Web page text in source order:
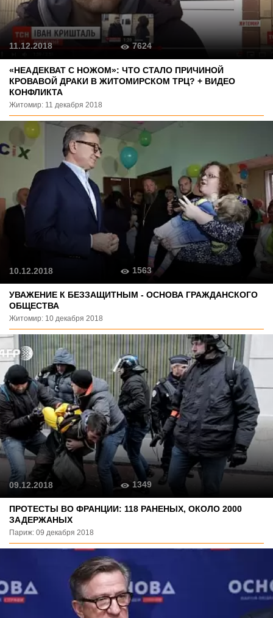
«НЕАДЕКВАТ С НОЖОМ»: ЧТО СТАЛО ПРИЧИНОЙ
КРОВАВОЙ ДРАКИ В ЖИТОМИРСКОМ ТРЦ? + ВИДЕО
КОНФЛИКТА
Житомир: 11 декабря 2018
11.12.2018 7624
УВАЖЕНИЕ К БЕЗЗАЩИТНЫМ - ОСНОВА ГРАЖДАНСКОГО
ОБЩЕСТВА
Житомир: 10 декабря 2018
10.12.2018 1563
ПРОТЕСТЫ ВО ФРАНЦИИ: 118 РАНЕНЫХ, ОКОЛО 2000
ЗАДЕРЖАНЫХ
Париж: 09 декабря 2018
09.12.2018 1349